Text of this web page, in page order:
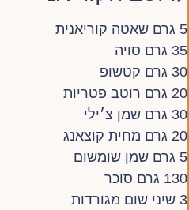
5 גרם שאטה קוריאנית
35 גרם סויה
30 גרם קטשופ
20 גרם רוטב פטריות
30 גרם שמן צ׳ילי
20 גרם מחית קוצאנג
5 גרם שמן שומשום
130 גרם סוכר
3 שיני שום מגורדות